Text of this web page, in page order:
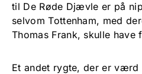
til De Røde Djævle er på
selvom Tottenham, med
Thomas Frank, skulle have
Et andet rygte, der er